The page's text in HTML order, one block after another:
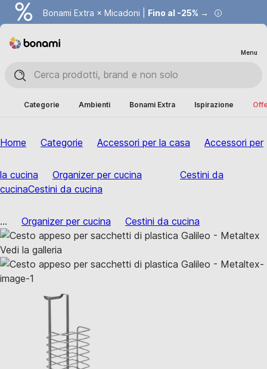
Bonami Extra × Micadoni | Fino al -25% →
Menu
Categorie Ambienti Bonami Extra Ispirazione
Home Categorie Accessori per la casa Accessori per
la cucina Organizer per cucina
Cestini da
cucinaCestini da cucina
... Organizer per cucina Cestini da cucina
Vedi la galleria